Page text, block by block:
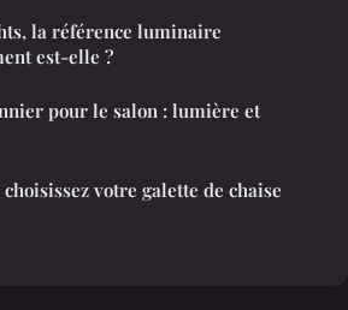
la référence luminaire
est-elle ?
pour le salon : lumière et
votre galette de chaise